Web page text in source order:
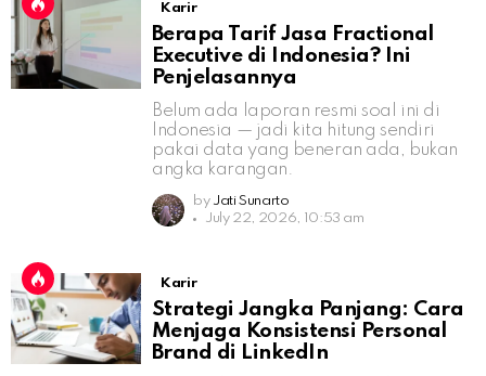
Karir
Berapa Tarif Jasa Fractional
Executive di Indonesia? Ini
Penjelasannya
Belum ada laporan resmi soal ini di
Indonesia — jadi kita hitung sendiri
pakai data yang beneran ada, bukan
angka karangan.
by Jati Sunarto
July 22, 2026, 10:53 am
Karir
Strategi Jangka Panjang: Cara
Menjaga Konsistensi Personal
Brand di LinkedIn